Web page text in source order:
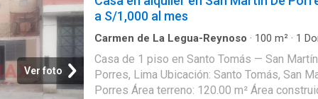
minimarket u otros negocios Precio de
9,000 soles Condiciones: 2 meses de
mes de adelanto (2x1) Su estratégica
distribución la hacen perfecta para negocios
requieran alto tránsito y fácil acceso.
para mayor información y agendar una visita
Ver foto
a S/1,000 al mes
Carmen de La Legua-Reynoso · 100 m² · 1
Casa de 1 piso en Santo Tomás — San
Porres, Lima Ubicación: Santo Tomás, San
Porres Área terreno: 120.00 m² Área